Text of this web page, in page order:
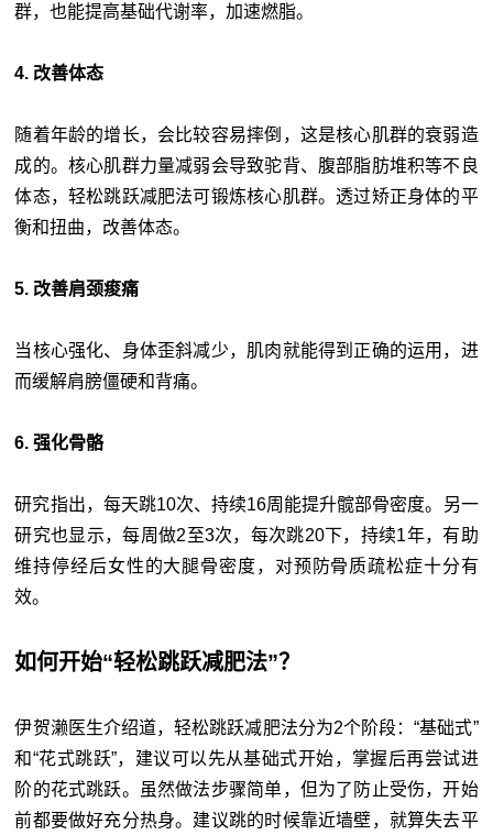
群，也能提高基础代谢率，加速燃脂。
4. 改善体态
随着年龄的增长，会比较容易摔倒，这是核心肌群的衰弱造
成的。核心肌群力量减弱会导致驼背、腹部脂肪堆积等不良
体态，轻松跳跃减肥法可锻炼核心肌群。透过矫正身体的平
衡和扭曲，改善体态。
5. 改善肩颈痠痛
当核心强化、身体歪斜减少，肌肉就能得到正确的运用，进
而缓解肩膀僵硬和背痛。
6. 强化骨骼
研究指出，每天跳10次、持续16周能提升髋部骨密度。另一
研究也显示，每周做2至3次，每次跳20下，持续1年，有助
维持停经后女性的大腿骨密度，对预防骨质疏松症十分有
效。
如何开始“轻松跳跃减肥法”？
伊贺濑医生介绍道，轻松跳跃减肥法分为2个阶段：“基础式”
和“花式跳跃”，建议可以先从基础式开始，掌握后再尝试进
阶的花式跳跃。虽然做法步骤简单，但为了防止受伤，开始
前都要做好充分热身。建议跳的时候靠近墙壁，就算失去平